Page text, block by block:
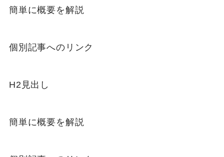
簡単に概要を解説
個別記事へのリンク
H2見出し
簡単に概要を解説